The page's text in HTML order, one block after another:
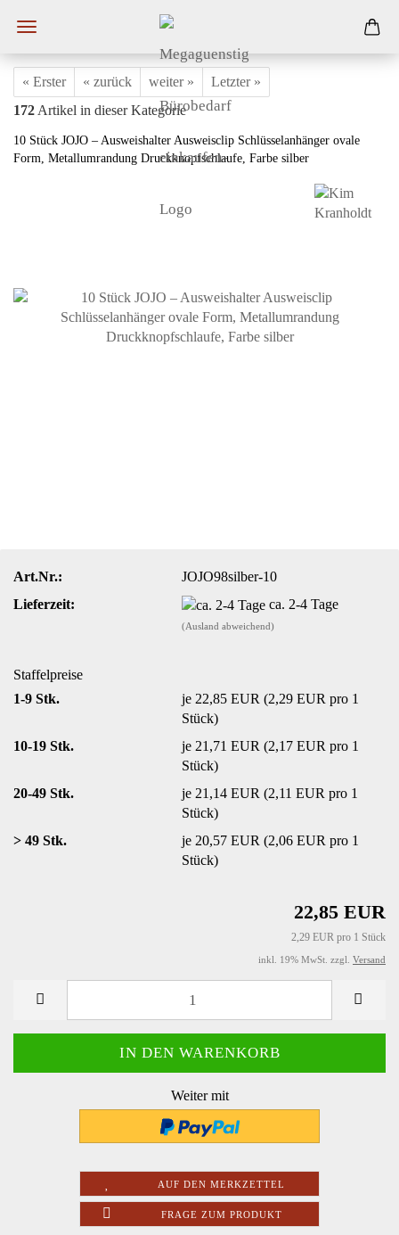
« Erster « zurück weiter »
Letzter »
172 Artikel in dieser Kategorie
10 Stück JOJO – Ausweishalter Ausweisclip Schlüsselanhänger ovale
Form, Metallumrandung Druckknopfschlaufe, Farbe silber
Art.Nr.:
JOJO98silber-10
Lieferzeit:
ca. 2-4 Tage
(Ausland abweichend)
Staffelpreise
1-9 Stk.
je 22,85 EUR (2,29 EUR pro 1
Stück)
10-19 Stk.
je 21,71 EUR (2,17 EUR pro 1
Stück)
20-49 Stk.
je 21,14 EUR (2,11 EUR pro 1
Stück)
> 49 Stk.
je 20,57 EUR (2,06 EUR pro 1
Stück)
22,85 EUR
2,29 EUR pro 1 Stück
inkl. 19% MwSt. zzgl. Versand
Weiter mit
AUF DEN MERKZETTEL
FRAGE ZUM PRODUKT